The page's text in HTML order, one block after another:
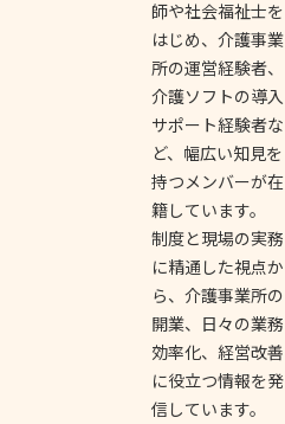
師や社会福祉士を
はじめ、介護事業
所の運営経験者、
介護ソフトの導入
サポート経験者な
ど、幅広い知見を
持つメンバーが在
籍しています。
制度と現場の実務
に精通した視点か
ら、介護事業所の
開業、日々の業務
効率化、経営改善
に役立つ情報を発
信しています。